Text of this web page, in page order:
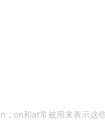
on和at常被用来表示这